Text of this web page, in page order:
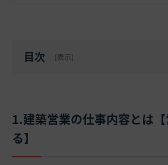
目次 [表示]
1.建築営業の仕事内容とは
る】